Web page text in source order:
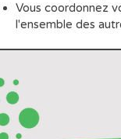
Vous coordonnez
l'ensemble des